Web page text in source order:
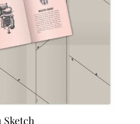
Sketch